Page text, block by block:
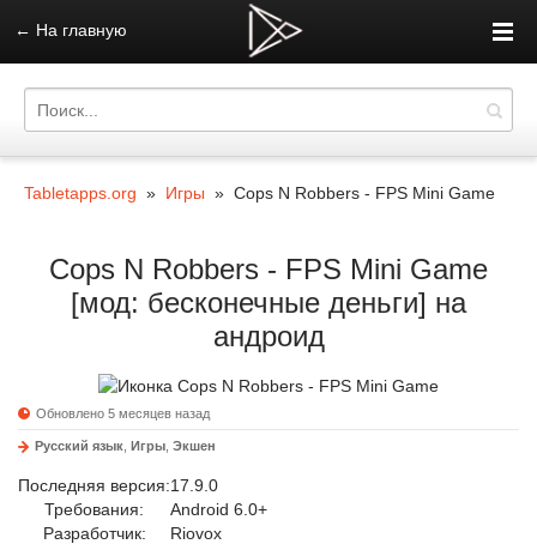
← На главную
Tabletapps.org » Игры » Cops N Robbers - FPS Mini Game
Cops N Robbers - FPS Mini Game
[мод: бесконечные деньги] на
андроид
Обновлено 5 месяцев назад
Русский язык Игры Экшен
Последняя версия:17.9.0
Требования:
Android 6.0+
Разработчик:
Riovox